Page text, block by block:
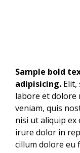
Sample bold
adipisicing.
labore et dolore
veniam, quis
nisi ut aliquip ex
irure dolor in
cillum dolore eu